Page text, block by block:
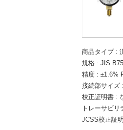
商品タイプ
規格
JIS
精度
±1.6%
接続部サイズ
校正証明書
トレーサビリ
JCSS校正証